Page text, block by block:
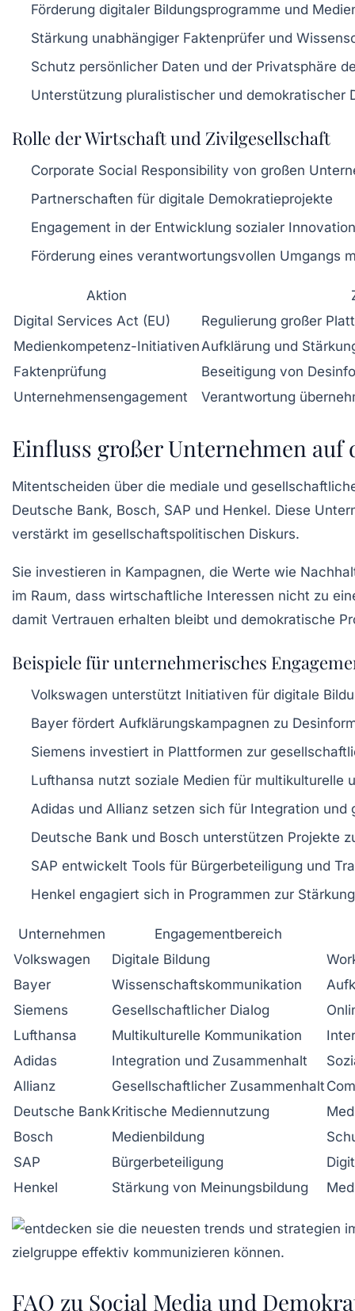
Förderung digitaler Bildungsprogramme und
Stärkung unabhängiger Faktenprüfer und
Schutz persönlicher Daten und der Privatsphäre
Unterstützung pluralistischer und demokratischer
Rolle der Wirtschaft und Zivilgesellschaft
Corporate Social Responsibility von großen
Partnerschaften für digitale Demokratieprojekte
Engagement in der Entwicklung sozialer
Förderung eines verantwortungsvollen Umgangs
Aktion
Digital Services Act (EU)
Regulierung großer
Medienkompetenz-Initiativen Aufklärung und
Faktenprüfung
Beseitigung von
Unternehmensengagement
Verantwortung
Einfluss großer Unternehmen
Mitentscheiden über die mediale und
Deutsche Bank, Bosch, SAP und Henkel. Diese
verstärkt im gesellschaftspolitischen Diskurs.
Sie investieren in Kampagnen, die Werte wie
im Raum, dass wirtschaftliche Interessen nicht zu
damit Vertrauen erhalten bleibt und demokratische
Beispiele für unternehmerisches
Volkswagen unterstützt Initiativen für digitale
Bayer fördert Aufklärungskampagnen zu
Siemens investiert in Plattformen zur
Lufthansa nutzt soziale Medien für multikulturelle
Adidas und Allianz setzen sich für Integration
Deutsche Bank und Bosch unterstützen Projekte
SAP entwickelt Tools für Bürgerbeteiligung und
Henkel engagiert sich in Programmen zur
Unternehmen
Engagementbereich
Volkswagen
Digitale Bildung
Bayer
Wissenschaftskommunikation
Siemens
Gesellschaftlicher Dialog
Lufthansa
Multikulturelle Kommunikation
Adidas
Integration und Zusammenhalt
Allianz
Gesellschaftlicher Zusammenhalt
Deutsche BankKritische Mediennutzung
Bosch
Medienbildung
SAP
Bürgerbeteiligung
Henkel
Stärkung von Meinungsbildung
FAQ zu Social Media und